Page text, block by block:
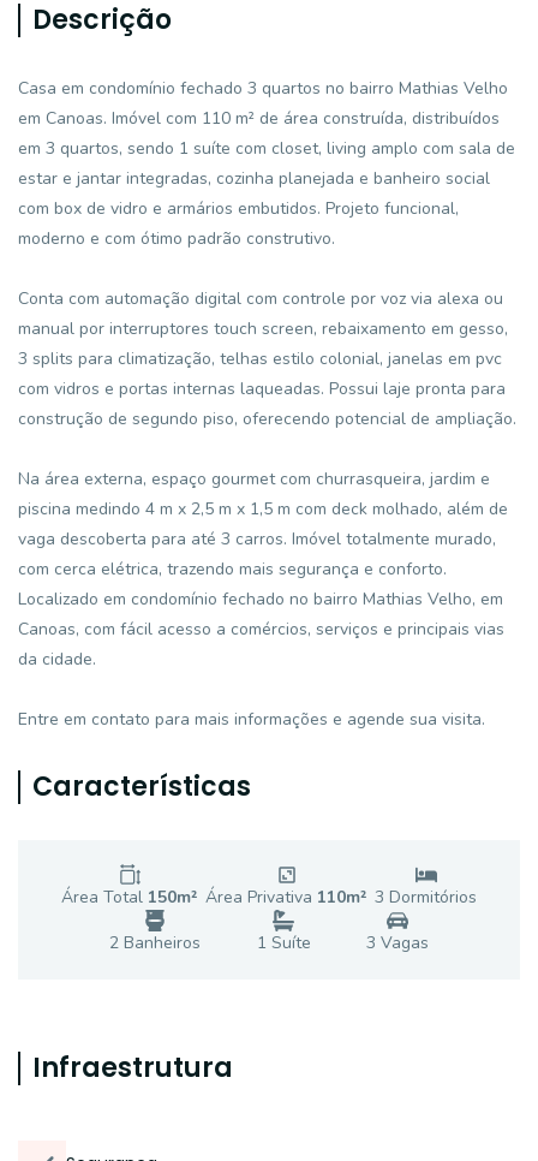
Descrição
Casa em condomínio fechado 3 quartos no bairro Mathias Velho
em Canoas. Imóvel com 110 m² de área construída, distribuídos
em 3 quartos, sendo 1 suíte com closet, living amplo com sala de
estar e jantar integradas, cozinha planejada e banheiro social
com box de vidro e armários embutidos. Projeto funcional,
moderno e com ótimo padrão construtivo.
Conta com automação digital com controle por voz via alexa ou
manual por interruptores touch screen, rebaixamento em gesso,
3 splits para climatização, telhas estilo colonial, janelas em pvc
com vidros e portas internas laqueadas. Possui laje pronta para
construção de segundo piso, oferecendo potencial de ampliação.
Na área externa, espaço gourmet com churrasqueira, jardim e
piscina medindo 4 m x 2,5 m x 1,5 m com deck molhado, além de
vaga descoberta para até 3 carros. Imóvel totalmente murado,
com cerca elétrica, trazendo mais segurança e conforto.
Localizado em condomínio fechado no bairro Mathias Velho, em
Canoas, com fácil acesso a comércios, serviços e principais vias
da cidade.
Entre em contato para mais informações e agende sua visita.
Características
Área Total 150m² Área Privativa 110m² 3 Dormitórios
2 Banheiros 1 Suíte 3 Vagas
Infraestrutura